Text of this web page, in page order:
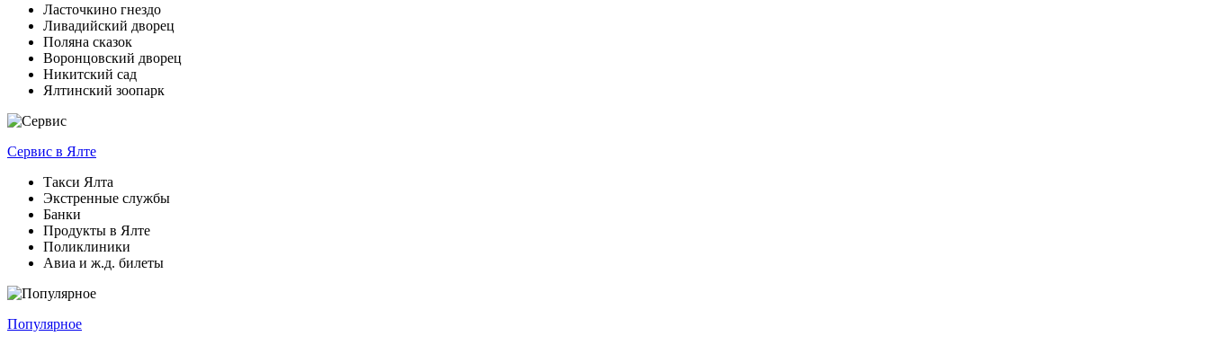
Ласточкино гнездо
Ливадийский дворец
Поляна сказок
Воронцовский дворец
Никитский сад
Ялтинский зоопарк
Сервис в Ялте
Такси Ялта
Экстренные службы
Банки
Продукты в Ялте
Поликлиники
Авиа и ж.д. билеты
Популярное